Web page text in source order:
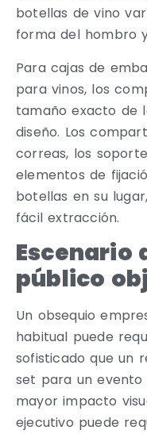
botellas de vino
forma del hombro
Para cajas de
para vinos, los
tamaño exacto de
diseño. Los
correas, los
elementos de
botellas en su
fácil extracción.
Escenario
público
Un obsequio
habitual puede
sofisticado que un
set para un evento
mayor impacto
ejecutivo puede